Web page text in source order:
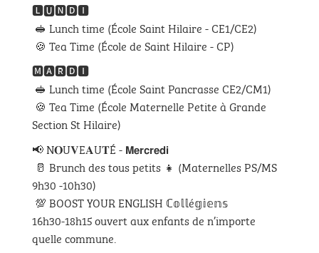
🅻🆄🅽🅳🅸
🥪 Lunch time (École Saint Hilaire - CE1/CE2)
🍪 Tea Time (École de Saint Hilaire - CP)
🅼🅰🆁🅳🅸
🥪 Lunch time (École Saint Pancrasse CE2/CM1)
🍪 Tea Time (École Maternelle Petite à Grande
Section St Hilaire)
📢 N𝐎U𝐕E𝐀U𝐓É - 𝗠𝗲𝗿𝗰𝗿𝗲𝗱𝗶
🥛 Brunch des tous petits 👧 (Maternelles PS/MS
9h30 -10h30)
💯 BOOST YOUR ENGLISH ℂ𝕠𝕝𝕝é𝕘𝕚𝕖𝕟𝕤
16h30-18h15 ouvert aux enfants de n’importe
quelle commune.